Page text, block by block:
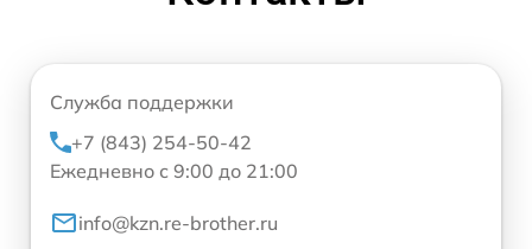
Служба поддержки
+7 (843) 254-50-42
Ежедневно с 9:00 до 21:00
info@kzn.re-brother.ru